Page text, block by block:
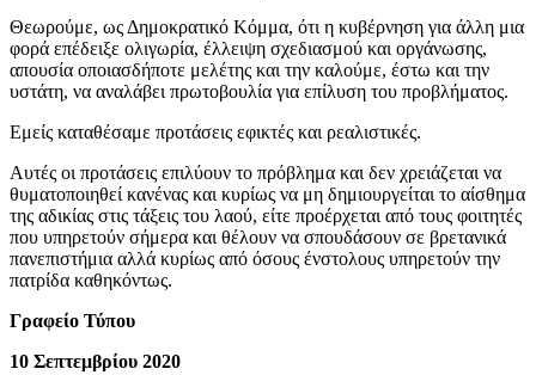
Θεωρούμε, ως Δημοκρατικό Κόμμα, ότι η κυβέρνηση για άλλη μια
φορά επέδειξε ολιγωρία, έλλειψη σχεδιασμού και οργάνωσης,
απουσία οποιασδήποτε μελέτης και την καλούμε, έστω και την
υστάτη, να αναλάβει πρωτοβουλία για επίλυση του προβλήματος.
Εμείς καταθέσαμε προτάσεις εφικτές και ρεαλιστικές.
Αυτές οι προτάσεις επιλύουν το πρόβλημα και δεν χρειάζεται να
θυματοποιηθεί κανένας και κυρίως να μη δημιουργείται το αίσθημα
της αδικίας στις τάξεις του λαού, είτε προέρχεται από τους φοιτητές
που υπηρετούν σήμερα και θέλουν να σπουδάσουν σε βρετανικά
πανεπιστήμια αλλά κυρίως από όσους ένστολους υπηρετούν την
πατρίδα καθηκόντως.
Γραφείο Τύπου
10 Σεπτεμβρίου 2020